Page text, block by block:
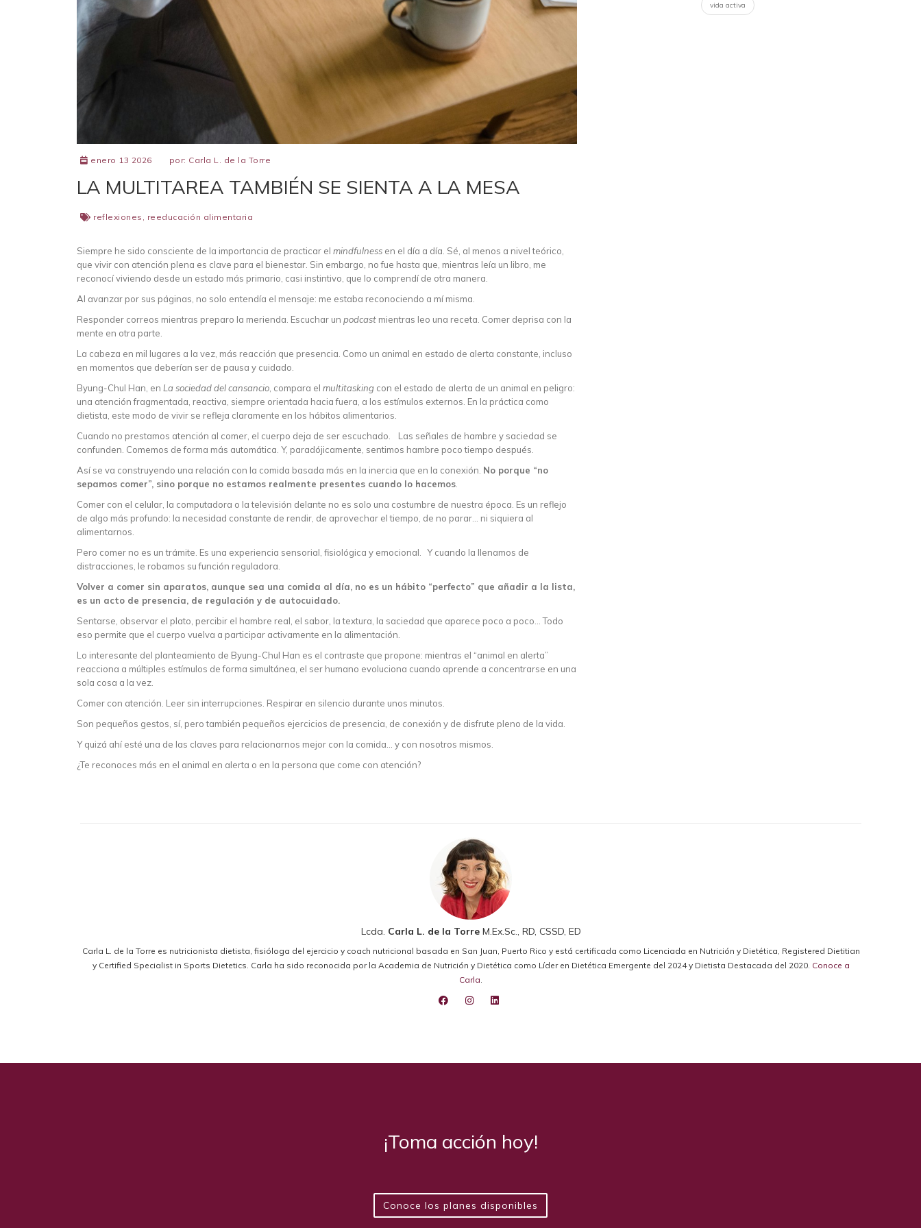
enero 13 2026 por: Carla L. de la Torre
LA MULTITAREA TAMBIÉN SE SIENTA A LA MESA
reflexiones , reeducación alimentaria
Siempre he sido consciente de la importancia de practicar el mindfulness en el día a día. Sé, al menos a nivel teórico,
que vivir con atención plena es clave para el bienestar. Sin embargo, no fue hasta que, mientras leía un libro, me
reconocí viviendo desde un estado más primario, casi instintivo, que lo comprendí de otra manera.
Al avanzar por sus páginas, no solo entendía el mensaje: me estaba reconociendo a mí misma.
Responder correos mientras preparo la merienda. Escuchar un podcastmientras leo una receta. Comer deprisa con la
mente en otra parte.
La cabeza en mil lugares a la vez, más reacción que presencia. Como un animal en estado de alerta constante, incluso
en momentos que deberían ser de pausa y cuidado.
Byung-Chul Han, en La sociedad del cansancio , compara el multitasking con el estado de alerta de un animal en peligro:
una atención fragmentada, reactiva, siempre orientada hacia fuera, a los estímulos externos. En la práctica como
dietista, este modo de vivir se refleja claramente en los hábitos alimentarios.
Cuando no prestamos atención al comer, el cuerpo deja de ser escuchado. Las señales de hambre y saciedad se
confunden. Comemos de forma más automática. Y, paradójicamente, sentimos hambre poco tiempo después.
Así se va construyendo una relación con la comida basada más en la inercia que en la conexión. No porque “no
sepamos comer”, sino porque no estamos realmente presentes cuando lo hacemos
Comer con el celular, la computadora o la televisión delante no es solo una costumbre de nuestra época. Es un reflejo
de algo más profundo: la necesidad constante de rendir, de aprovechar el tiempo, de no parar… ni siquiera al
alimentarnos.
Pero comer no es un trámite. Es una experiencia sensorial, fisiológica y emocional. Y cuando la llenamos de
distracciones, le robamos su función reguladora.
Volver a comer sin aparatos, aunque sea una comida al día, no es un hábito “perfecto” que añadir a la lista,
es un acto de presencia, de regulación y de autocuidado.
Sentarse, observar el plato, percibir el hambre real, el sabor, la textura, la saciedad que aparece poco a poco… Todo
eso permite que el cuerpo vuelva a participar activamente en la alimentación.
Lo interesante del planteamiento de Byung-Chul Han es el contraste que propone: mientras el “animal en alerta”
reacciona a múltiples estímulos de forma simultánea, el ser humano evoluciona cuando aprende a concentrarse en una
sola cosa a la vez.
Comer con atención. Leer sin interrupciones. Respirar en silencio durante unos minutos.
Son pequeños gestos, sí, pero también pequeños ejercicios de presencia, de conexión y de disfrute pleno de la vida.
Y quizá ahí esté una de las claves para relacionarnos mejor con la comida… y con nosotros mismos.
¿Te reconoces más en el animal en alerta o en la persona que come con atención?
vida activa
Lcda. Carla L. de la TorreM.Ex.Sc., RD, CSSD, ED
Carla L. de la Torre es nutricionista dietista, fisióloga del ejercicio y coach nutricional basada en San Juan, Puerto Rico y está certificada como Licenciada en Nutrición y Dietética, Registered Dietitian
y Certified Specialist in Sports Dietetics. Carla ha sido reconocida por la Academia de Nutrición y Dietética como Líder en Dietética Emergente del 2024 y Dietista Destacada del 2020. Conoce a
Carla.
¡Toma acción hoy!
Conoce los planes disponibles